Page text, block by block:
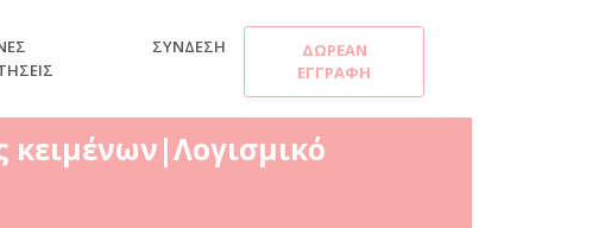
ΣΎΝΔΕΣΗ
ΔΩΡΕΆΝ
ΕΓΓΡΑΦΉ
κειμένων|Λογισμικό